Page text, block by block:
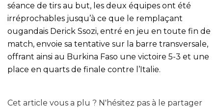
séance de tirs au but, les deux équipes ont été
irréprochables jusqu’à ce que le remplaçant
ougandais Derick Ssozi, entré en jeu en toute fin de
match, envoie sa tentative sur la barre transversale,
offrant ainsi au Burkina Faso une victoire 5-3 et une
place en quarts de finale contre l’Italie.
Cet article vous a plu ? N'hésitez pas à le partager